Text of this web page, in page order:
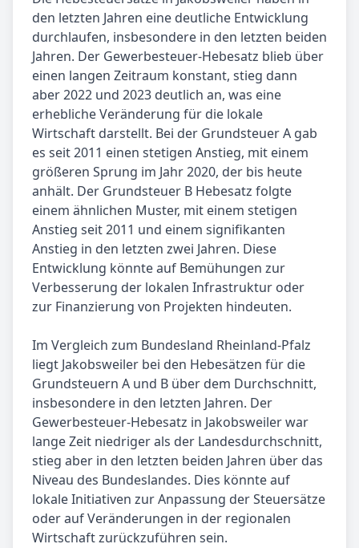
den letzten Jahren eine deutliche Entwicklung
durchlaufen, insbesondere in den letzten beiden
Jahren. Der Gewerbesteuer-Hebesatz blieb über
einen langen Zeitraum konstant, stieg dann
aber 2022 und 2023 deutlich an, was eine
erhebliche Veränderung für die lokale
Wirtschaft darstellt. Bei der Grundsteuer A gab
es seit 2011 einen stetigen Anstieg, mit einem
größeren Sprung im Jahr 2020, der bis heute
anhält. Der Grundsteuer B Hebesatz folgte
einem ähnlichen Muster, mit einem stetigen
Anstieg seit 2011 und einem signifikanten
Anstieg in den letzten zwei Jahren. Diese
Entwicklung könnte auf Bemühungen zur
Verbesserung der lokalen Infrastruktur oder
zur Finanzierung von Projekten hindeuten.
Im Vergleich zum Bundesland Rheinland-Pfalz
liegt Jakobsweiler bei den Hebesätzen für die
Grundsteuern A und B über dem Durchschnitt,
insbesondere in den letzten Jahren. Der
Gewerbesteuer-Hebesatz in Jakobsweiler war
lange Zeit niedriger als der Landesdurchschnitt,
stieg aber in den letzten beiden Jahren über das
Niveau des Bundeslandes. Dies könnte auf
lokale Initiativen zur Anpassung der Steuersätze
oder auf Veränderungen in der regionalen
Wirtschaft zurückzuführen sein.